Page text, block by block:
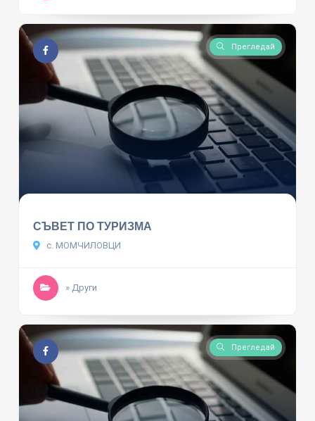
Прегледай
СЪВЕТ ПО ТУРИЗМА
с. МОМЧИЛОВЦИ
» Други
Прегледай